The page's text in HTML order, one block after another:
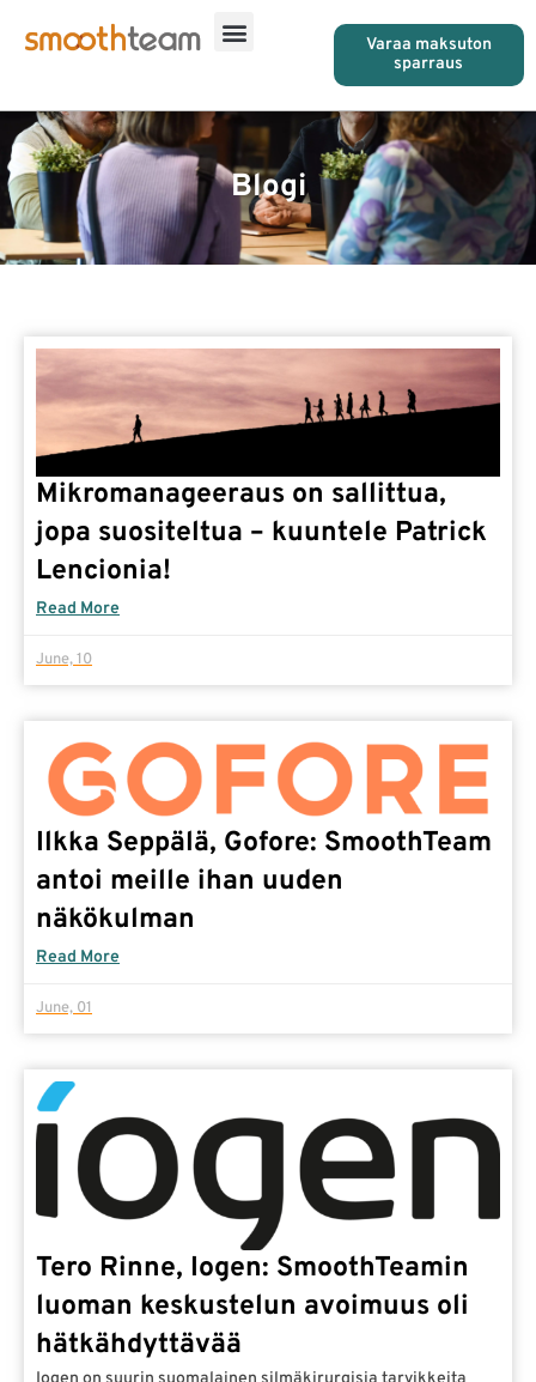
Varaa maksuton
sparraus
Blogi
Mikromanageeraus on sallittua,
jopa suositeltua – kuuntele Patrick
Lencionia!
Read More
June, 10
Ilkka Seppälä, Gofore: SmoothTeam
antoi meille ihan uuden
näkökulman
Read More
June, 01
Tero Rinne, Iogen: SmoothTeamin
luoman keskustelun avoimuus oli
hätkähdyttävää